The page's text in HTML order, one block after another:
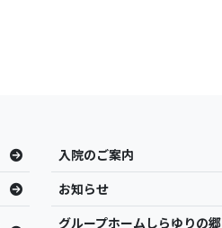
入院のご案内
お知らせ
グループホームしらゆりの郷